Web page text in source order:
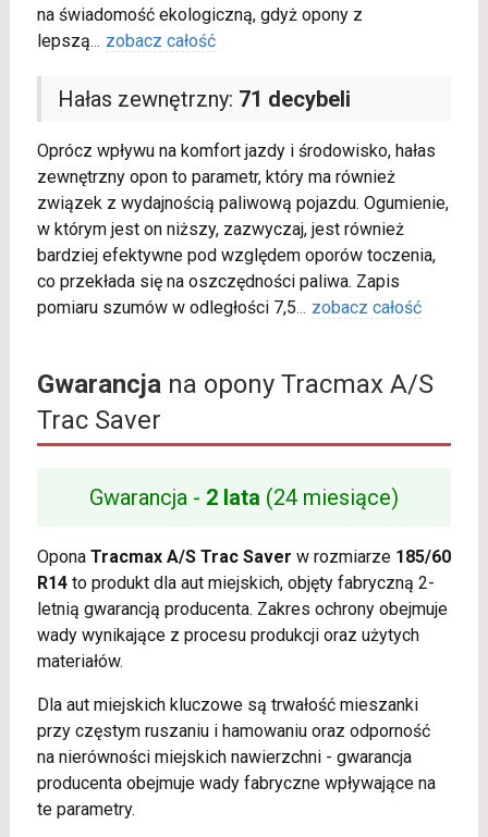
na świadomość ekologiczną, gdyż opony z
lepszą... zobacz całość
Hałas zewnętrzny: 71 decybeli
Oprócz wpływu na komfort jazdy i środowisko, hałas
zewnętrzny opon to parametr, który ma również
związek z wydajnością paliwową pojazdu. Ogumienie,
w którym jest on niższy, zazwyczaj, jest również
bardziej efektywne pod względem oporów toczenia,
co przekłada się na oszczędności paliwa. Zapis
pomiaru szumów w odległości 7,5... zobacz całość
Gwarancjana opony Tracmax A/S
Trac Saver
Gwarancja - 2 lata (24 miesiące)
Opona Tracmax A/S Trac Saver w rozmiarze 185/60
R14to produkt dla aut miejskich, objęty fabryczną 2-
letnią gwarancją producenta. Zakres ochrony obejmuje
wady wynikające z procesu produkcji oraz użytych
materiałów.
Dla aut miejskich kluczowe są trwałość mieszanki
przy częstym ruszaniu i hamowaniu oraz odporność
na nierówności miejskich nawierzchni - gwarancja
producenta obejmuje wady fabryczne wpływające na
te parametry.